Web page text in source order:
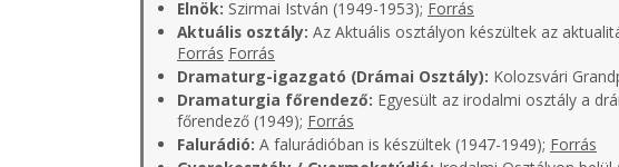
Elnök: Szirmai István (1949-1953); Forrás
Aktuális osztály: Az Aktuális osztályon készültek az
Forrás Forrás
Dramaturg-igazgató (Drámai Osztály): Kolozsvári
Dramaturgia főrendező: Egyesült az irodalmi osztály a
főrendező (1949); Forrás
Falurádió: A falurádióban is készültek (1947-1949); Forrás